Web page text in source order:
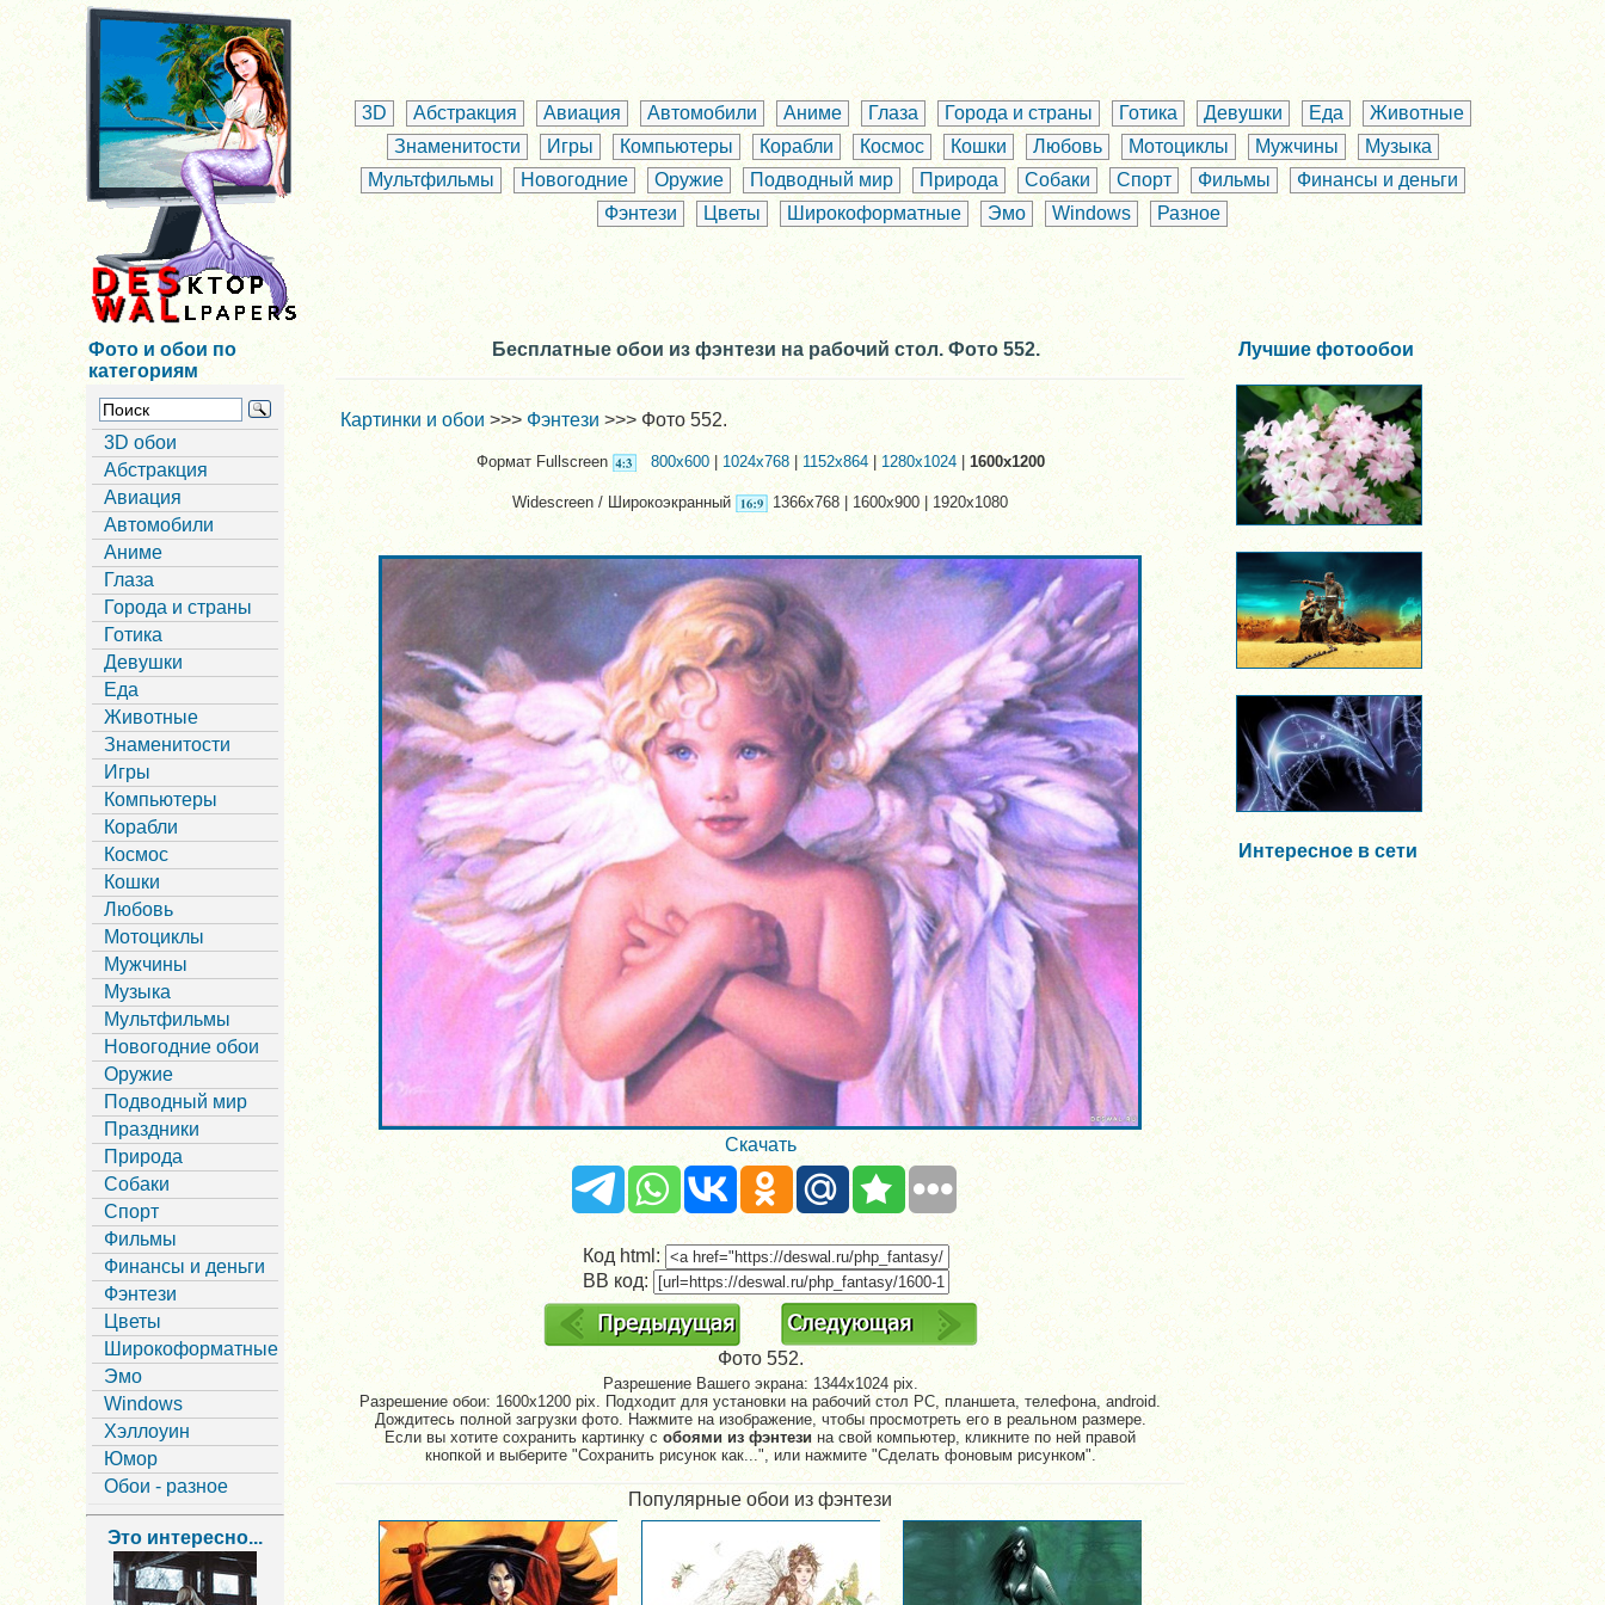
3D Абстракция Авиация Автомобили Аниме Глаза Города и страны Готика Девушки Еда
Животные
Знаменитости
Игры Компьютеры Корабли Космос Кошки Любовь Мотоциклы Мужчины
Музыка
Мультфильмы
Новогодние Оружие Подводный мир Природа Собаки Спорт Фильмы
Финансы и деньги
Фэнтези
Цветы Широкоформатные Эмо Windows Разное
Фото и обои по
категориям
3D обои
Абстракция
Авиация
Автомобили
Аниме
Глаза
Города и страны
Готика
Девушки
Еда
Животные
Знаменитости
Игры
Компьютеры
Корабли
Космос
Кошки
Любовь
Мотоциклы
Мужчины
Музыка
Мультфильмы
Новогодние обои
Оружие
Подводный мир
Праздники
Природа
Собаки
Спорт
Фильмы
Финансы и деньги
Фэнтези
Цветы
Широкоформатные
Эмо
Windows
Хэллоуин
Юмор
Обои - разное
Это интересно...
Бесплатные обои из фэнтези на рабочий стол. Фото 552.
Картинки и обои>>>Фэнтези >>> Фото 552.
Формат Fullscreen 800x600|1024x768| 1152x864|1280x1024| 1600x1200
Widescreen / Широкоэкранный 1366x768 | 1600x900 | 1920x1080
Скачать
Код html:
BB код:
Фото 552.
Разрешение Вашего экрана: 1344x1024 pix.
Разрешение обои: 1600x1200 pix. Подходит для установки на рабочий стол PC, планшета, телефона, android.
Дождитесь полной загрузки фото. Нажмите на изображение, чтобы просмотреть его в реальном размере.
Если вы хотите сохранить картинку с обоями из фэнтезина свой компьютер, кликните по ней правой
кнопкой и выберите "Сохранить рисунок как...", или нажмите "Сделать фоновым рисунком".
Популярные обои из фэнтези
Лучшие фотообои
Интересное в сети